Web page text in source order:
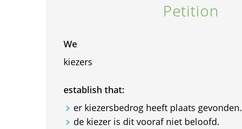
Petition
We
kiezers
establish that:
er kiezersbedrog heeft plaats gevonden.
de kiezer is dit vooraf niet beloofd.